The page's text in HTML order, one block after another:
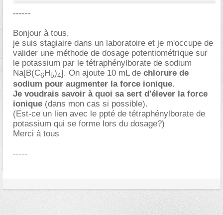
------
Bonjour à tous,
je suis stagiaire dans un laboratoire et je m'occupe de
valider une méthode de dosage potentiométrique sur
le potassium par le tétraphénylborate de sodium
Na[B(C6H5)4]. On ajoute 10 mL de chlorure de
sodium pour augmenter la force ionique.
Je voudrais savoir à quoi sa sert d'élever la force
ionique (dans mon cas si possible).
(Est-ce un lien avec le ppté de tétraphénylborate de
potassium qui se forme lors du dosage?)
Merci à tous
-----